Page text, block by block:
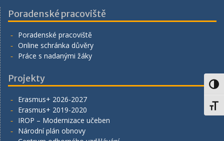
Poradenské pracoviště
Poradenské pracoviště
Online schránka důvěry
Práce s nadanými žáky
Projekty
Erasmus+ 2026-2027
Erasmus+ 2019-2020
IROP – Modernizace učeben
Národní plán obnovy